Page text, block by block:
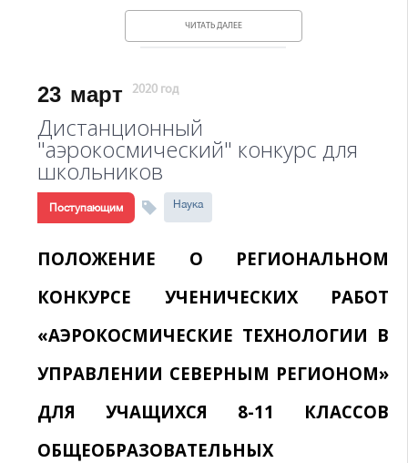
ЧИТАТЬ ДАЛЕЕ
23 март 2020 год
Дистанционный
"аэрокосмический" конкурс для
школьников
Поступающим Наука
ПОЛОЖЕНИЕ О РЕГИОНАЛЬНОМ
КОНКУРСЕ УЧЕНИЧЕСКИХ РАБОТ
«АЭРОКОСМИЧЕСКИЕ ТЕХНОЛОГИИ В
УПРАВЛЕНИИ СЕВЕРНЫМ РЕГИОНОМ»
ДЛЯ УЧАЩИХСЯ 8-11 КЛАССОВ
ОБЩЕОБРАЗОВАТЕЛЬНЫХ